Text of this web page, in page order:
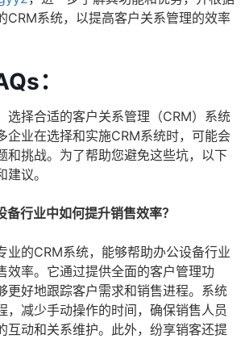
CRM系统，以提高客户关系管理的效率
：
选择合适的客户关系管理（CRM）系统
企业在选择和实施CRM系统时，可能会
和挑战。为了帮助您避免这些坑，以下
议。
备行业中如何提升销售效率？
业的CRM系统，能够帮助办公设备行业
效率。它通过提供全面的客户管理功
更好地跟踪客户需求和销售进程。系统
，减少手动操作的时间，确保销售人员
互动和关系维护。此外，纷享销客还提